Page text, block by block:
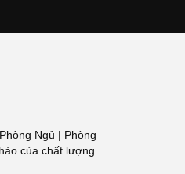
Ngủ | Phòng
của chất lượng